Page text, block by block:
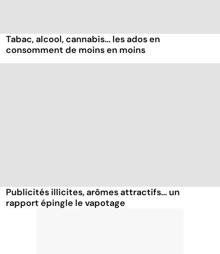
Tabac, alcool, cannabis... les ados en
consomment de moins en moins
Publicités illicites, arômes attractifs... un
rapport épingle le vapotage